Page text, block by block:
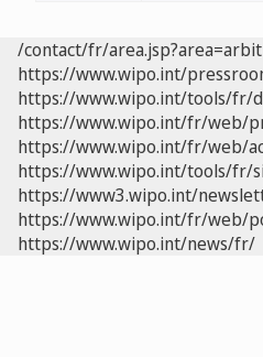
/contact/fr/
https://www.wipo.int/
https://www.wipo.int/tools/fr/
https://www.wipo.int/fr/web/
https://www.wipo.int/fr/web/
https://www.wipo.int/tools/fr/
https://www3.wipo.int/
https://www.wipo.int/fr/web/
https://www.wipo.int/news/fr/